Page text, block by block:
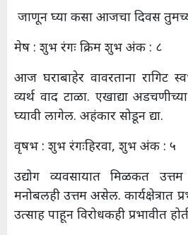
जाणून घ्या कसा आजचा दिवस
मेष : शुभ रंगः क्रिम शुभ अंक : ८
आज घराबाहेर वावरताना रागिट
व्यर्थ वाद टाळा. एखाद्या
घ्यावी लागेल. अहंकार सोडून द्या.
वृषभ : शुभ रंगःहिरवा, शुभ अंक : ५
उद्योग व्यवसायात मिळकत
मनोबलही उत्तम असेल. कार्यक्षेत्रात
उत्साह पाहून विरोधकही प्रभावीत